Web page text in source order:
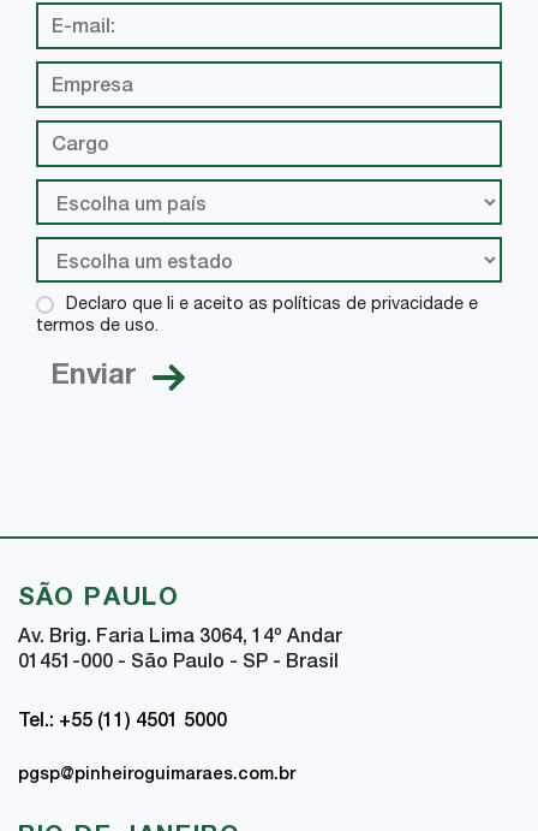
Declaro que li e aceito as políticas de privacidade e
termos de uso.
SÃO PAULO
Av. Brig. Faria Lima 3064, 14º Andar
01451-000 - São Paulo - SP - Brasil
Tel.: +55 (11) 4501 5000
pgsp@pinheiroguimaraes.com.br